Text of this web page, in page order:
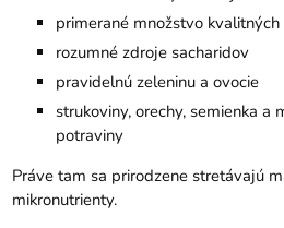
primerané množstvo
rozumné zdroje sacharidov
pravidelnú zeleninu a ovocie
strukoviny, orechy, semienka a
potraviny
Práve tam sa prirodzene stretávajú
mikronutrienty.